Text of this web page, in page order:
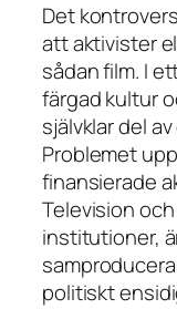
Det
att aktivister
sådan film. I
färgad kultur
självklar del
Problemet
finansierade
Television
institutioner,
politiskt